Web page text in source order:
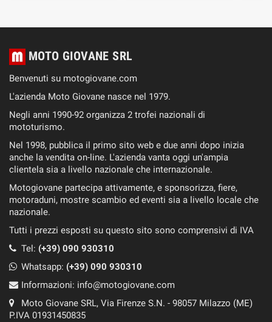
MOTO GIOVANE SRL
Benvenuti su motogiovane.com
L'azienda Moto Giovane nasce nel 1979.
Negli anni 1990-92 organizza 2 trofei nazionali di
mototurismo.
Nel 1998, pubblica il primo sito web e due anni dopo inizia
anche la vendita on-line. L'azienda vanta oggi un'ampia
clientela sia a livello nazionale che internazionale.
Motogiovane partecipa attivamente, e sponsorizza, fiere,
motoraduni, mostre scambio ed eventi sia a livello locale che
nazionale.
Tutti i prezzi esposti su questo sito sono comprensivi di IVA
Tel: (+39) 090 930310
Whatsapp: (+39) 090 930310
Informazioni: info@motogiovane.com
Moto Giovane SRL, Via Firenze S.N. - 98057 Milazzo (ME)
P.IVA 01931450835